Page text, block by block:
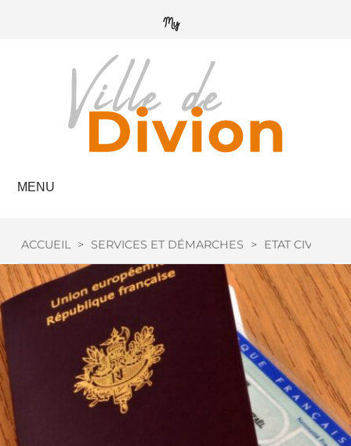
MENU
ACCUEIL > SERVICES ET DÉMARCHES > ETAT CIVIL